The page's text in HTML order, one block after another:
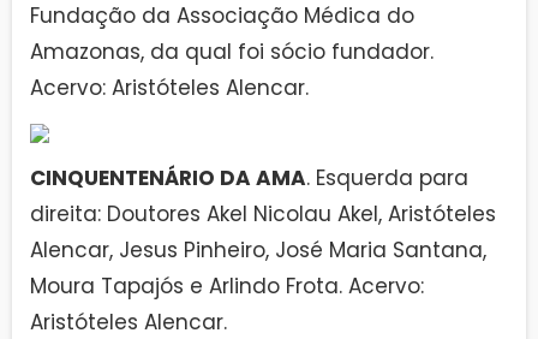
Fundação da Associação Médica do
Amazonas, da qual foi sócio fundador.
Acervo: Aristóteles Alencar.
CINQUENTENÁRIO DA AMA. Esquerda para
direita: Doutores Akel Nicolau Akel, Aristóteles
Alencar, Jesus Pinheiro, José Maria Santana,
Moura Tapajós e Arlindo Frota. Acervo:
Aristóteles Alencar.